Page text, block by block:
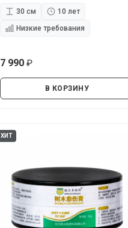
30 см
10 лет
Низкие требования
7 990
В КОРЗИНУ
ХИТ